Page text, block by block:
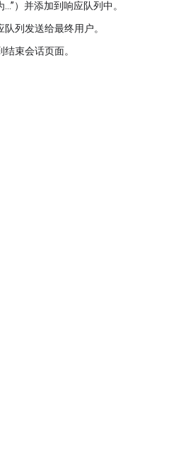
…”）并添加到响应队列中。
队列发送给最终用户。
结束会话页面。